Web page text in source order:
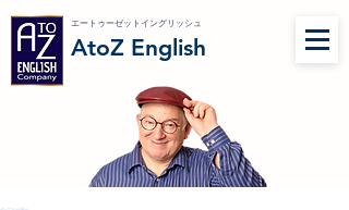
AtoZ English
エートゥーゼットイングリッシュ